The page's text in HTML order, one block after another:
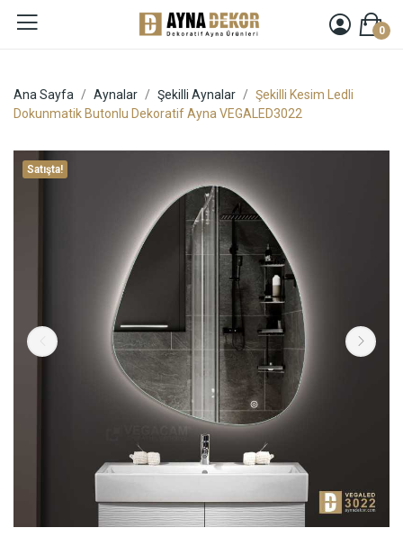
0
Ana Sayfa Aynalar Şekilli Aynalar
Şekilli Kesim Ledli
Dokunmatik Butonlu Dekoratif Ayna VEGALED3022
Satışta!